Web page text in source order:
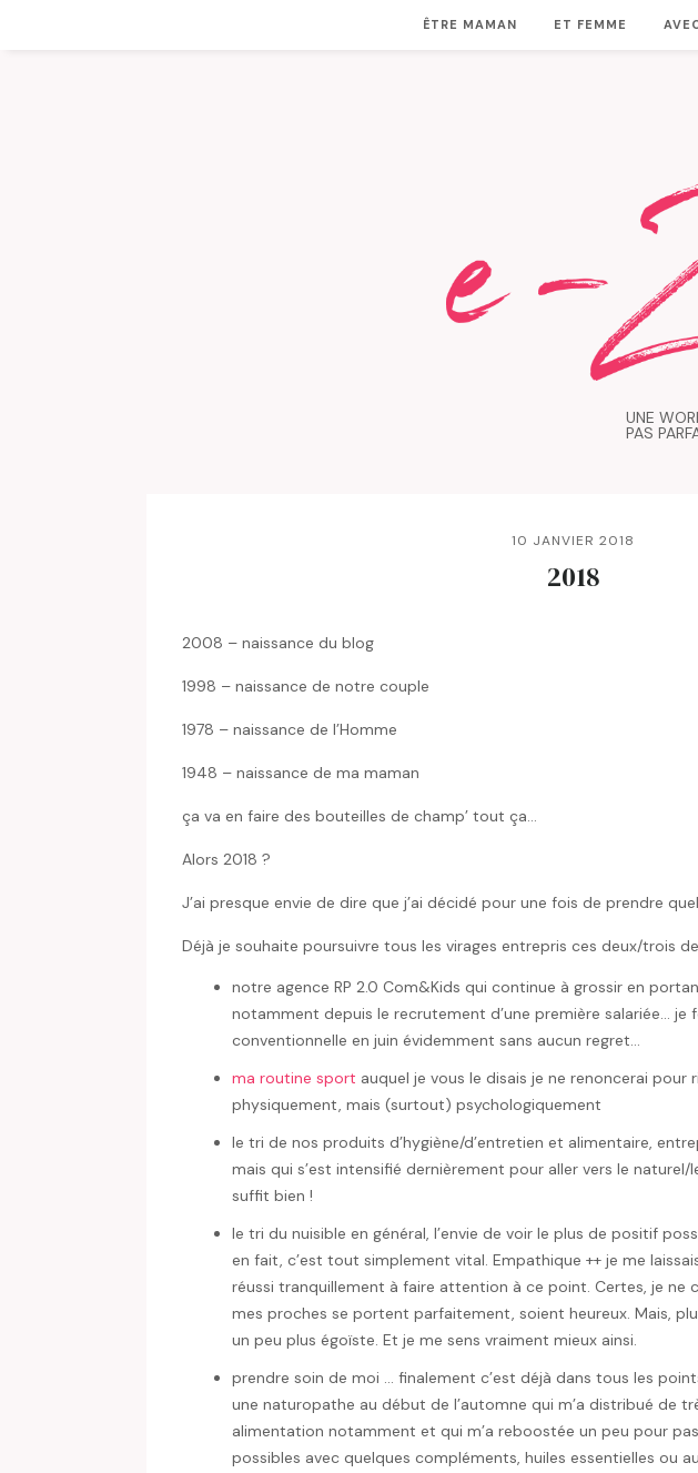
ÊTRE MAMAN ET FEMME
UNE
PAS
10 JANVIER 2018
2018
2008 – naissance du blog
1998 – naissance de notre couple
1978 – naissance de l’Homme
1948 – naissance de ma maman
ça va en faire des bouteilles de champ’ tout ça…
Alors 2018 ?
J’ai presque envie de dire que j’ai décidé pour une fois de prendre
Déjà je souhaite poursuivre tous les virages entrepris ces deux/trois
notre agence RP 2.0 Com&Kids qui continue à grossir en
notamment depuis le recrutement d’une première salariée… je
conventionnelle en juin évidemment sans aucun regret…
ma routine sport auquel je vous le disais je ne renoncerai
physiquement, mais (surtout) psychologiquement
le tri de nos produits d’hygiène/d’entretien et alimentaire,
mais qui s’est intensifié dernièrement pour aller vers le naturel/
suffit bien !
le tri du nuisible en général, l’envie de voir le plus de positif
en fait, c’est tout simplement vital. Empathique ++ je me
réussi tranquillement à faire attention à ce point. Certes, je ne
mes proches se portent parfaitement, soient heureux. Mais,
un peu plus égoïste. Et je me sens vraiment mieux ainsi.
prendre soin de moi … finalement c’est déjà dans tous les
une naturopathe au début de l’automne qui m’a distribué de
alimentation notamment et qui m’a reboostée un peu pour
possibles avec quelques compléments, huiles essentielles ou